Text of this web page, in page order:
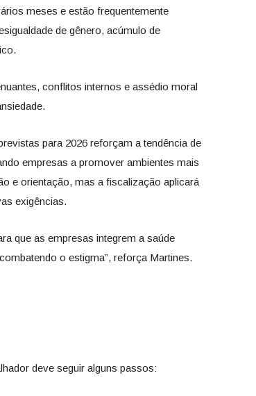
meses e estão frequentemente
de gênero, acúmulo de
conflitos internos e assédio moral
para 2026 reforçam a tendência de
empresas a promover ambientes mais
e orientação, mas a fiscalização aplicará
exigências.
que as empresas integrem a saúde
o estigma”, reforça Martines.
deve seguir alguns passos: